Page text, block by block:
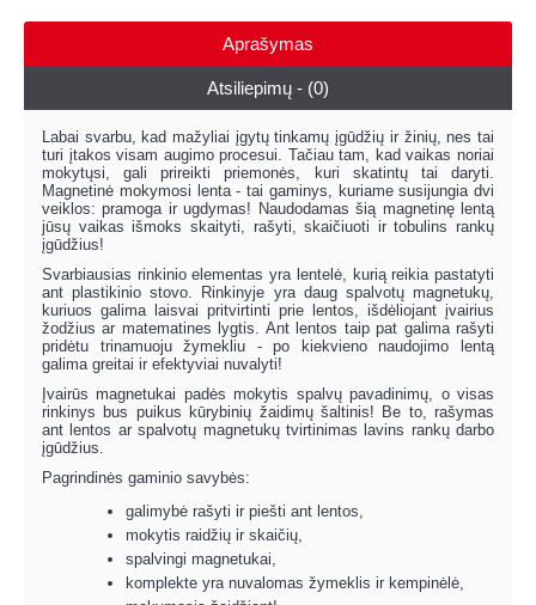
Aprašymas
Atsiliepimų - (0)
Labai svarbu, kad mažyliai įgytų tinkamų įgūdžių ir žinių, nes tai
turi įtakos visam augimo procesui. Tačiau tam, kad vaikas noriai
mokytųsi, gali prireikti priemonės, kuri skatintų tai daryti.
Magnetinė mokymosi lenta - tai gaminys, kuriame susijungia dvi
veiklos: pramoga ir ugdymas! Naudodamas šią magnetinę lentą
jūsų vaikas išmoks skaityti, rašyti, skaičiuoti ir tobulins rankų
įgūdžius!
Svarbiausias rinkinio elementas yra lentelė, kurią reikia pastatyti
ant plastikinio stovo. Rinkinyje yra daug spalvotų magnetukų,
kuriuos galima laisvai pritvirtinti prie lentos, išdėliojant įvairius
žodžius ar matematines lygtis. Ant lentos taip pat galima rašyti
pridėtu trinamuoju žymekliu - po kiekvieno naudojimo lentą
galima greitai ir efektyviai nuvalyti!
Įvairūs magnetukai padės mokytis spalvų pavadinimų, o visas
rinkinys bus puikus kūrybinių žaidimų šaltinis! Be to, rašymas
ant lentos ar spalvotų magnetukų tvirtinimas lavins rankų darbo
įgūdžius.
Pagrindinės gaminio savybės:
galimybė rašyti ir piešti ant lentos,
mokytis raidžių ir skaičių,
spalvingi magnetukai,
komplekte yra nuvalomas žymeklis ir kempinėlė,